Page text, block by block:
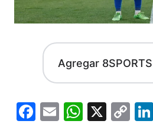
Agregar
Facebook
Email X